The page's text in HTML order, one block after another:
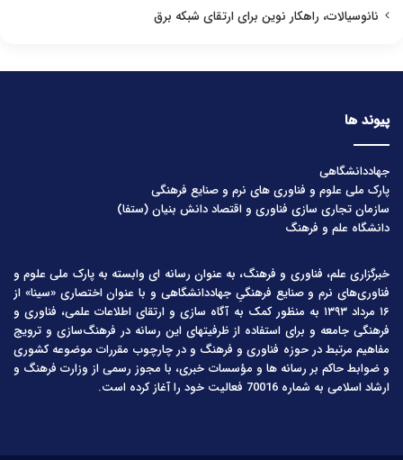
نانوسیالات، راهکار نوین برای ارتقای شبکه برق
پیوند ها
جهاددانشگاهی
پارک ملی علوم و فناوری های نرم و صنایع فرهنگی
سازمان تجاری سازی فناوری و اقتصاد دانش بنیان (ستفا)
دانشگاه علم و فرهنگ
خبرگزاری علم، فناوری و فرهنگ، به عنوان رسانه ای وابسته به پارک ملی علوم و
فناوری‌های نرم و صنایع فرهنگیِ جهاددانشگاهی و با عنوان اختصاری «سینا» از
۱۶ مرداد ۱۳۹۳ به منظور کمک به آگاه سازی و ارتقای اطلاعات علمی، فناوری و
فرهنگی جامعه و برای استفاده از ظرفیتهای این رسانه در فرهنگ‌سازی و ترویج
مفاهیم مرتبط در حوزه فناوری و فرهنگ و در چارچوب مقررات موضوعه کشوری
و ضوابط حاکم بر رسانه ها و مؤسسات خبری، با مجوز رسمی از وزارت فرهنگ و
ارشاد اسلامی به شماره 70016 فعالیت خود را آغاز کرده است.